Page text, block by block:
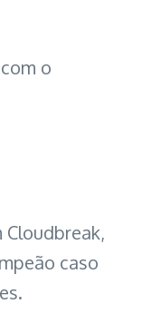
o
caso